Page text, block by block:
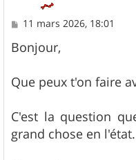
M
s
s
g
e
11 mars 2026, 18:01
Bonjour,
Que peux t'on faire
C'est la question
grand chose en l'état.